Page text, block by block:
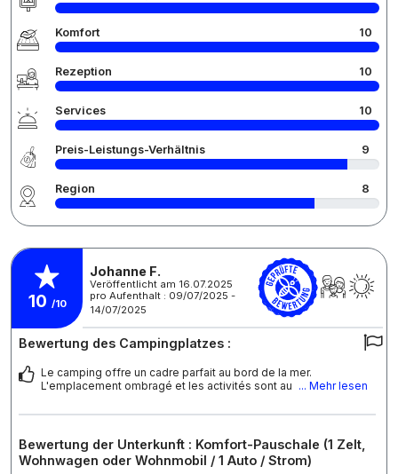
Komfort 10
Rezeption 10
Services 10
Preis-Leistungs-Verhältnis 9
Region 8
10 /10
Johanne F.
Veröffentlicht am 16.07.2025
pro Aufenthalt : 09/07/2025 -
14/07/2025
Bewertung des Campingplatzes :
Le camping offre un cadre parfait au bord de la mer.
L'emplacement ombragé et les activités sont au ... Mehr lesen
Bewertung der Unterkunft : Komfort-Pauschale (1 Zelt,
Wohnwagen oder Wohnmobil / 1 Auto / Strom)